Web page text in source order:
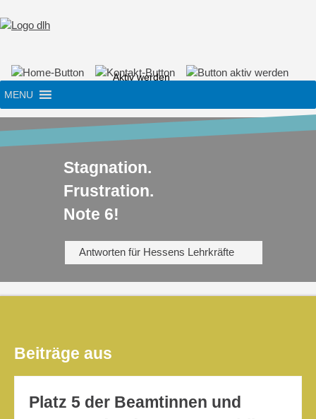
to
Aktiv werden
MENU
Stagnation.
Frustration.
Note 6!
Antworten für Hessens Lehrkräfte
Beiträge aus
Platz 5 der Beamtinnen und